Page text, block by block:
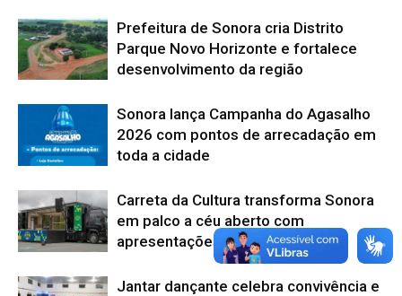
Prefeitura de Sonora cria Distrito
Parque Novo Horizonte e fortalece
desenvolvimento da região
Sonora lança Campanha do Agasalho
2026 com pontos de arrecadação em
toda a cidade
Carreta da Cultura transforma Sonora
em palco a céu aberto com
apresentações gratuitas
Jantar dançante celebra convivência e